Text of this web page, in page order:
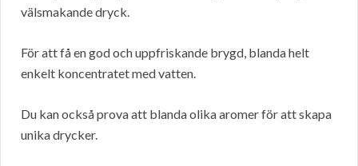
välsmakande dryck.
För att få en god och uppfriskande brygd, blanda helt
enkelt koncentratet med vatten.
Du kan också prova att blanda olika aromer för att skapa
unika drycker.